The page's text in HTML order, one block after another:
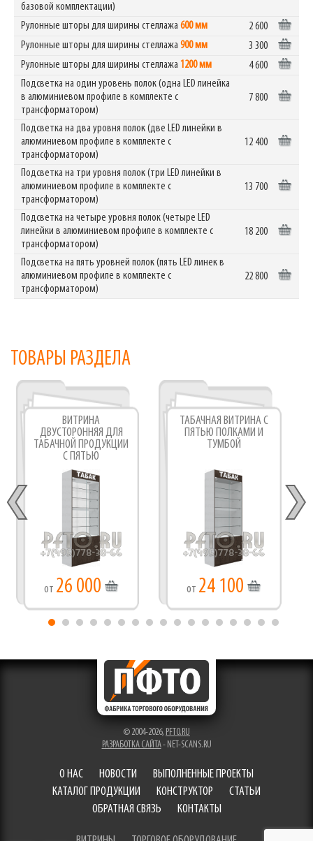
базовой комплектации)
Рулонные шторы для ширины стеллажа 600 мм
2 600
Рулонные шторы для ширины стеллажа 900 мм
3 300
Рулонные шторы для ширины стеллажа 1200 мм
4 600
Подсветка на один уровень полок (одна LED линейка
в алюминиевом профиле в комплекте с
трансформатором)
7 800
Подсветка на два уровня полок (две LED линейки в
алюминиевом профиле в комплекте с
трансформатором)
12 400
Подсветка на три уровня полок (три LED линейки в
алюминиевом профиле в комплекте с
трансформатором)
13 700
Подсветка на четыре уровня полок (четыре LED
линейки в алюминиевом профиле в комплекте с
трансформатором)
18 200
Подсветка на пять уровней полок (пять LED линек в
алюминиевом профиле в комплекте с
трансформатором)
22 800
ТОВАРЫ РАЗДЕЛА
ВИТРИНА
ДВУСТОРОННЯЯ ДЛЯ
ТАБАЧНОЙ ПРОДУКЦИИ
С ПЯТЬЮ
СТЕКЛЯННЫМИ
ПОЛКАМИ И ТУМБОЙ
от 26 000
ТАБАЧНАЯ ВИТРИНА С
ПЯТЬЮ ПОЛКАМИ И
ТУМБОЙ
от 24 100
© 2004-2026, PFTO.RU
РАЗРАБОТКА САЙТА- NET-SCANS.RU
О НАС НОВОСТИ
ВЫПОЛНЕННЫЕ ПРОЕКТЫ
КАТАЛОГ ПРОДУКЦИИ
КОНСТРУКТОР
СТАТЬИ
ОБРАТНАЯ СВЯЗЬ
КОНТАКТЫ